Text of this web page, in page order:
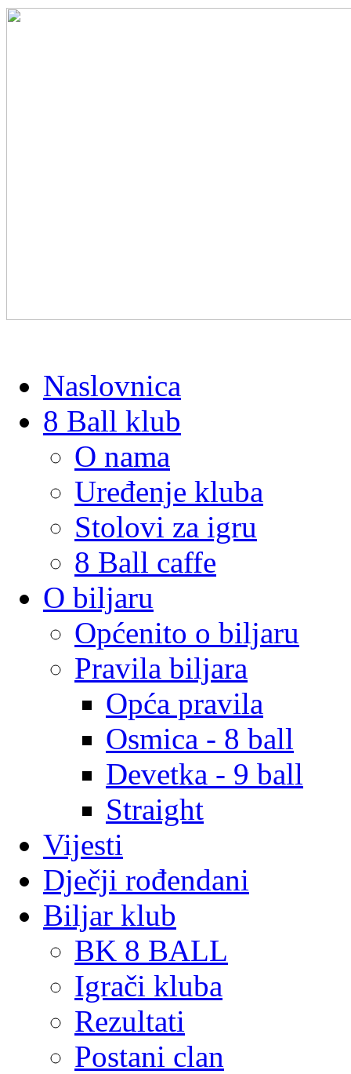
Naslovnica
8 Ball klub
O nama
Uređenje kluba
Stolovi za igru
8 Ball caffe
O biljaru
Općenito o biljaru
Pravila biljara
Opća pravila
Osmica - 8 ball
Devetka - 9 ball
Straight
Vijesti
Dječji rođendani
Biljar klub
BK 8 BALL
Igrači kluba
Rezultati
Postani clan